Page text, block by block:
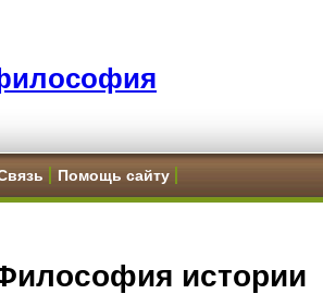
Помощь сайту
истории